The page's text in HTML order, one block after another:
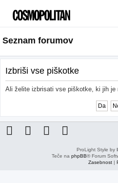
Seznam forumov
Izbriši vse piškotke
Ali želite izbrisati vse piškotke, ki jih je
ProLight Style by
Teče na phpBB® Forum
Zasebnost|